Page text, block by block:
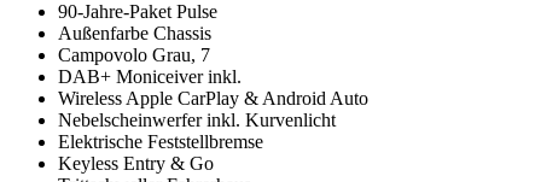
90-Jahre-Paket Pulse
Außenfarbe Chassis
Campovolo Grau, 7
DAB+ Moniceiver inkl.
Wireless Apple CarPlay & Android Auto
Nebelscheinwerfer inkl. Kurvenlicht
Elektrische Feststellbremse
Keyless Entry & Go